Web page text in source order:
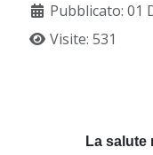
Pubblicato: 01
Visite: 531
La salute